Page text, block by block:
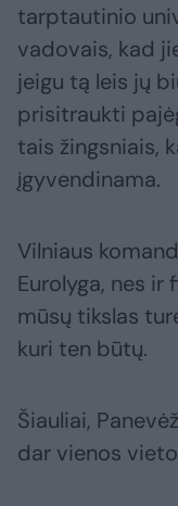
tarptautinio
vadovais, kad
jeigu tą leis jų
prisitraukti
tais žingsniais,
įgyvendinama.
Vilniaus
Eurolyga, nes ir
mūsų tikslas
kuri ten būtų.
Šiauliai,
dar vienos